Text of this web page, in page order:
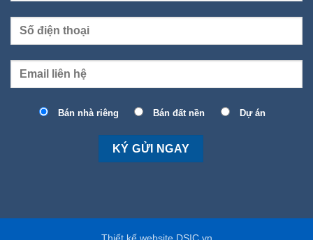
Bán nhà riêng Bán đất nền Dự án